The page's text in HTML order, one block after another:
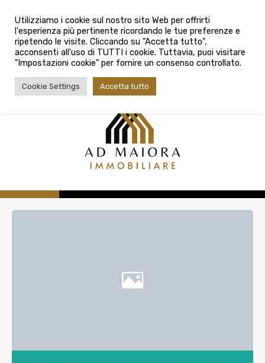
080 3759025
Città
Tipologia contratto
Tipologia contratto
Utilizziamo i cookie sul nostro sito Web per offrirti
l'esperienza più pertinente ricordando le tue preferenze e
ripetendo le visite. Cliccando su "Accetta tutto",
acconsenti all'uso di TUTTI i cookie. Tuttavia, puoi visitare
"Impostazioni cookie" per fornire un consenso controllato.
Cookie Settings Accetta tutto